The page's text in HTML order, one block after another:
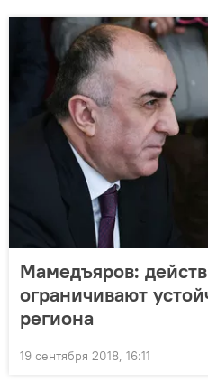
Мамедъяров:
ограничивают
региона
19 сентября 2018, 16:11